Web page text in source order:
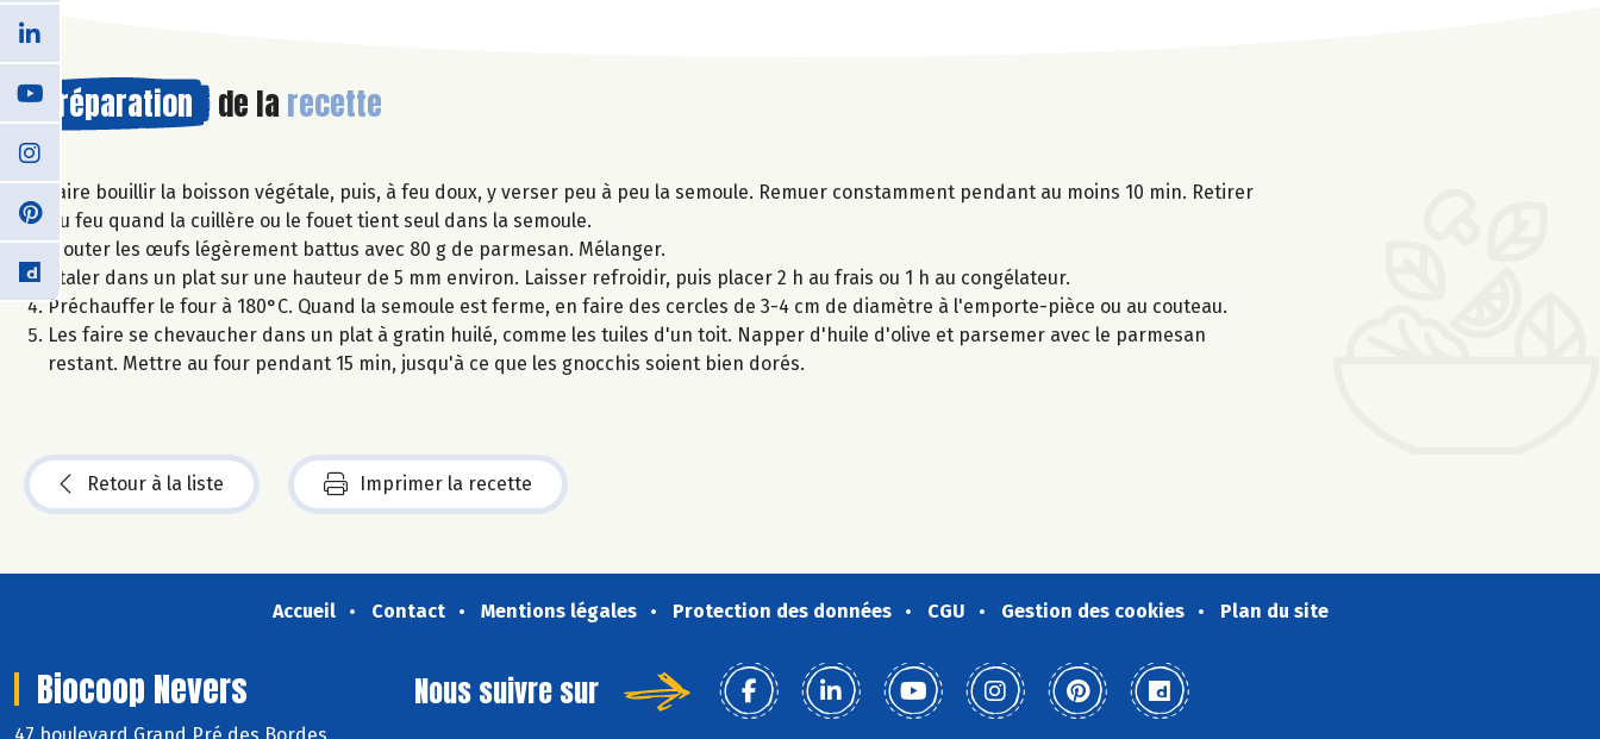
Préparation de la recette
Faire bouillir la boisson végétale, puis, à feu doux, y verser peu à peu la semoule. Remuer constamment pendant au moins 10 min. Retirer
du feu quand la cuillère ou le fouet tient seul dans la semoule.
Ajouter les œufs légèrement battus avec 80 g de parmesan. Mélanger.
Étaler dans un plat sur une hauteur de 5 mm environ. Laisser refroidir, puis placer 2 h au frais ou 1 h au congélateur.
Préchauffer le four à 180°C. Quand la semoule est ferme, en faire des cercles de 3-4 cm de diamètre à l'emporte-pièce ou au couteau.
Les faire se chevaucher dans un plat à gratin huilé, comme les tuiles d'un toit. Napper d'huile d'olive et parsemer avec le parmesan
restant. Mettre au four pendant 15 min, jusqu'à ce que les gnocchis soient bien dorés.
Retour à la liste Imprimer la recette
Accueil Contact Mentions légales Protection des données CGU Gestion des cookies Plan du site
Biocoop Nevers
47 boulevard Grand Pré des Bordes
Nous suivre sur